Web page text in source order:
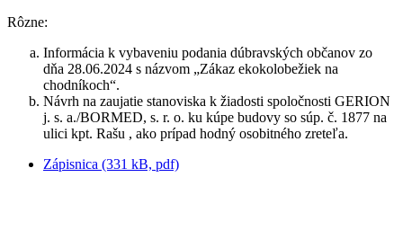
Rôzne:
Informácia k vybaveniu podania dúbravských občanov zo
dňa 28.06.2024 s názvom „Zákaz ekokolobežiek na
chodníkoch“.
Návrh na zaujatie stanoviska k žiadosti spoločnosti GERION
j. s. a./BORMED, s. r. o. ku kúpe budovy so súp. č. 1877 na
ulici kpt. Rašu , ako prípad hodný osobitného zreteľa.
Zápisnica (331 kB, pdf)